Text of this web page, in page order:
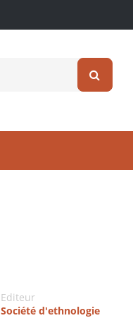
Editeur
Société d'ethnologie